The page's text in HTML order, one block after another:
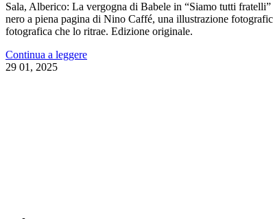
Sala, Alberico: La vergogna di Babele in “Siamo tutti
nero a piena pagina di Nino Caffé, una illustrazione
fotografica che lo ritrae. Edizione originale.
Continua a leggere
29 01, 2025